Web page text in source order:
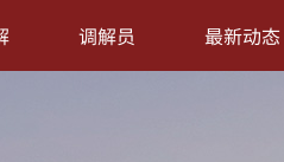
调解员 最新动态